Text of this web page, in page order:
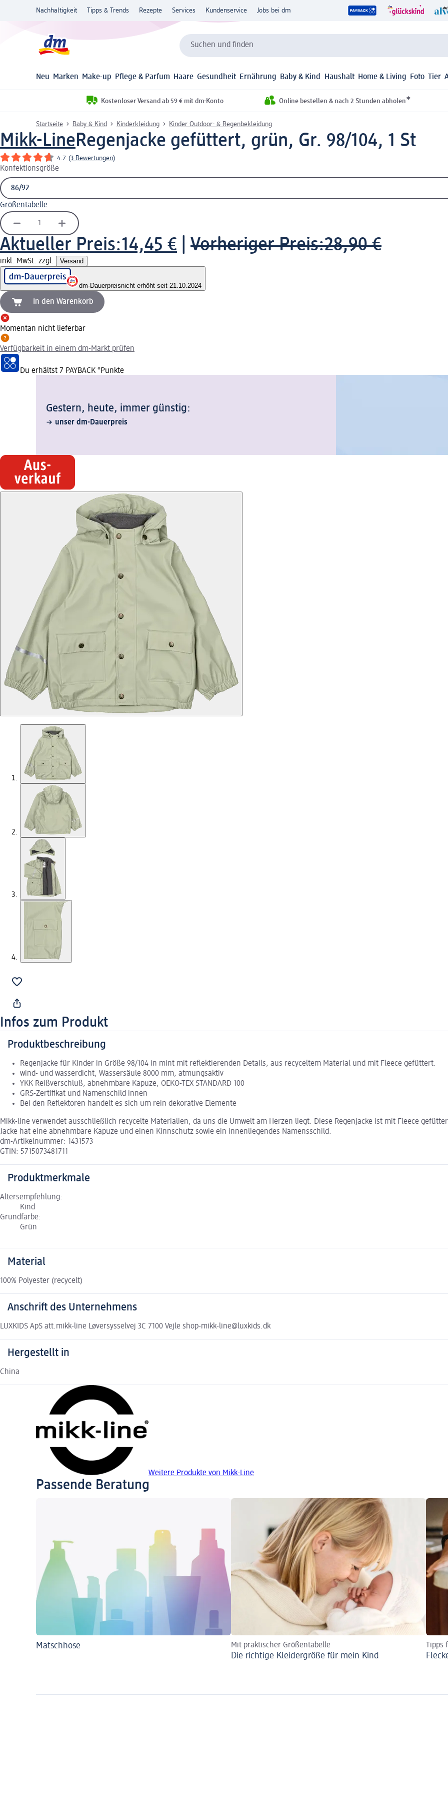
Nachhaltigkeit Tipps & Trends Rezepte Services Kundenservice Jobs bei dm
Suchen und finden
Neu Marken Make-up Pflege & Parfum Haare Gesundheit Ernährung Baby & Kind Haushalt Home & Living Foto Tier
Kostenloser Versand ab 59 € mit dm-Konto Online bestellen & nach 2 Stunden abholen*
Startseite Baby & Kind Kinderkleidung Kinder Outdoor- & Regenbekleidung
Mikk-LineRegenjacke gefüttert, grün, Gr. 98/104, 1 St
4.7 (3 Bewertungen)
Konfektionsgröße
Größentabelle
Aktueller Preis:14,45 € Vorheriger Preis:28,90 €
inkl. MwSt. zzgl. Versand
dm-Dauerpreisnicht erhöht seit 21.10.2024
In den Warenkorb
Momentan nicht lieferbar
Verfügbarkeit in einem dm-Markt prüfen
Du erhältst 7 PAYBACK °Punkte
Gestern, heute, immer günstig:
unser dm-Dauerpreis
Infos zum Produkt
Produktbeschreibung
Regenjacke für Kinder in Größe 98/104 in mint mit reflektierenden Details, aus recyceltem Material und mit Fleece gefüttert.
wind- und wasserdicht, Wassersäule 8000 mm, atmungsaktiv
YKK Reißverschluß, abnehmbare Kapuze, OEKO-TEX STANDARD 100
GRS-Zertifikat und Namenschild innen
Bei den Reflektoren handelt es sich um rein dekorative Elemente
Mikk-line verwendet ausschließlich recycelte Materialien, da uns die Umwelt am Herzen liegt. Diese Regenjacke ist mit Fleece
Jacke hat eine abnehmbare Kapuze und einen Kinnschutz sowie ein innenliegendes Namensschild.
dm-Artikelnummer: 1431573
GTIN: 5715073481711
Produktmerkmale
Altersempfehlung:
Kind
Grundfarbe:
Grün
Material
100% Polyester (recycelt)
Anschrift des Unternehmens
LUXKIDS ApS att.mikk-line Løversysselvej 3C 7100 Vejle shop-mikk-line@luxkids.dk
Hergestellt in
China
Weitere Produkte von Mikk-Line
Passende Beratung
Matschhose Mit praktischer Größentabelle
Die richtige Kleidergröße für mein Kind